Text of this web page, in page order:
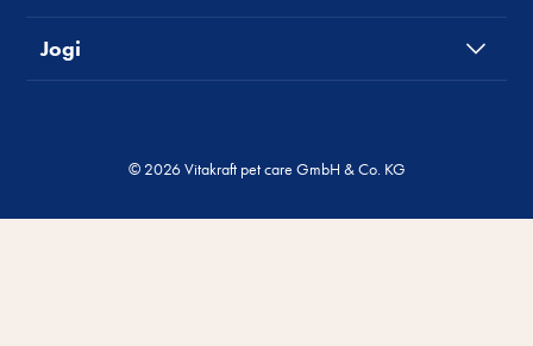
Jogi
© 2026 Vitakraft pet care GmbH & Co. KG